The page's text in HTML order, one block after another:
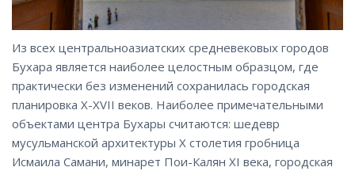
Из всех центральноазиатских средневековых городов
Бухара является наиболее целостным образцом, где
практически без изменений сохранилась городская
планировка X-XVII веков. Наиболее примечательными
объектами центра Бухары считаются: шедевр
мусульманской архитектуры X столетия гробница
Исмаила Самани, минарет Пои-Калян XI века, городская